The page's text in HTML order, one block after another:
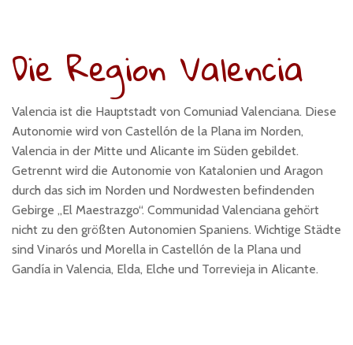
Die Region Valencia
Valencia ist die Hauptstadt von Comuniad Valenciana. Diese
Autonomie wird von Castellón de la Plana im Norden,
Valencia in der Mitte und Alicante im Süden gebildet.
Getrennt wird die Autonomie von Katalonien und Aragon
durch das sich im Norden und Nordwesten befindenden
Gebirge „El Maestrazgo“. Communidad Valenciana gehört
nicht zu den größten Autonomien Spaniens. Wichtige Städte
sind Vinarós und Morella in Castellón de la Plana und
Gandía in Valencia, Elda, Elche und Torrevieja in Alicante.